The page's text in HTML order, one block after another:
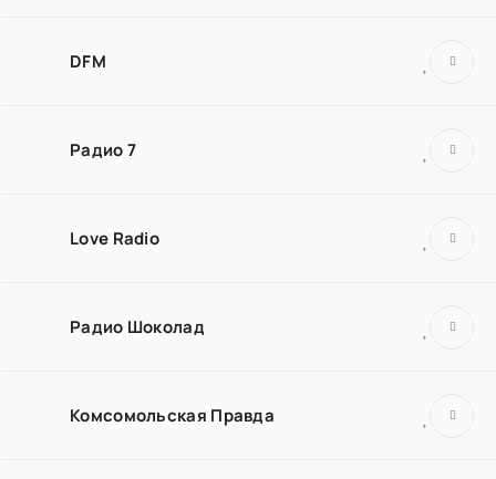
DFM
Радио 7
Love Radio
Радио Шоколад
Комсомольская Правда